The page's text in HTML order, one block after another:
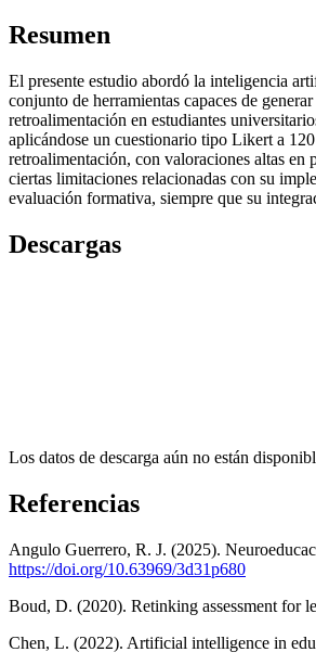
Resumen
El presente estudio abordó la inteligencia
conjunto de herramientas capaces de
retroalimentación en estudiantes
aplicándose un cuestionario tipo Likert a
retroalimentación, con valoraciones altas
ciertas limitaciones relacionadas con su
evaluación formativa, siempre que su
Descargas
Los datos de descarga aún no están
Referencias
Angulo Guerrero, R. J. (2025).
https://doi.org/10.63969/3d31p680
Boud, D. (2020). Retinking assessment for
Chen, L. (2022). Artificial intelligence in